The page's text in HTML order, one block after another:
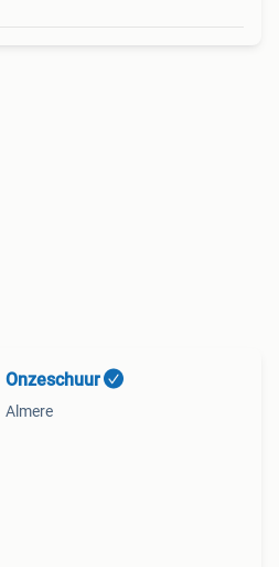
Onzeschuur
Almere